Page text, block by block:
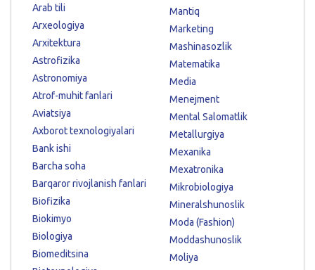
Arab tili
Arxeologiya
Arxitektura
Astrofizika
Astronomiya
Atrof-muhit fanlari
Aviatsiya
Axborot texnologiyalari
Bank ishi
Barcha soha
Barqaror rivojlanish fanlari
Biofizika
Biokimyo
Biologiya
Biomeditsina
Mantiq
Marketing
Mashinasozlik
Matematika
Media
Menejment
Mental Salomatlik
Metallurgiya
Mexanika
Mexatronika
Mikrobiologiya
Mineralshunoslik
Moda (Fashion)
Moddashunoslik
Moliya